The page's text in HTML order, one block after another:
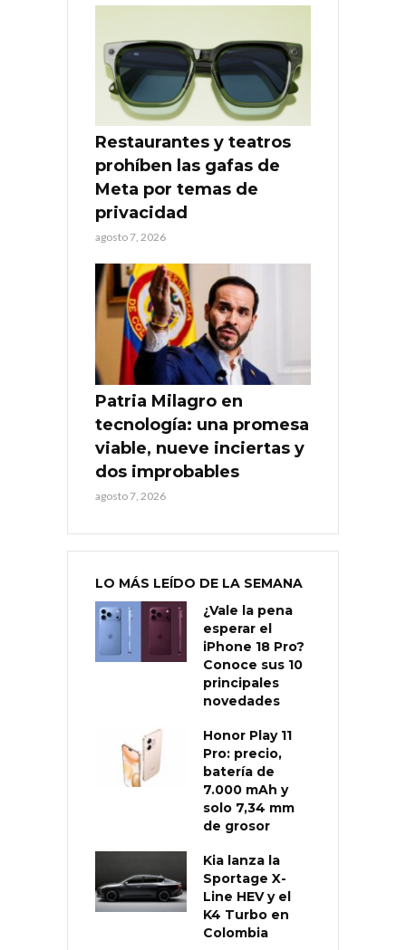
Restaurantes y teatros
prohíben las gafas de
Meta por temas de
privacidad
agosto 7, 2026
Patria Milagro en
tecnología: una promesa
viable, nueve inciertas y
dos improbables
agosto 7, 2026
LO MÁS LEÍDO DE LA SEMANA
¿Vale la pena
esperar el
iPhone 18 Pro?
Conoce sus 10
principales
novedades
Honor Play 11
Pro: precio,
batería de
7.000 mAh y
solo 7,34 mm
de grosor
Kia lanza la
Sportage X-
Line HEV y el
K4 Turbo en
Colombia